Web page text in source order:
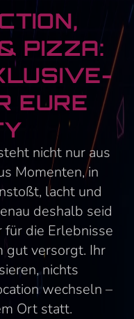
G
D
P
P
nicht nur aus
Momenten, in
lacht und
deshalb seid
für die Erlebnisse
gut versorgt. Ihr
nichts
wechseln –
Ort statt.